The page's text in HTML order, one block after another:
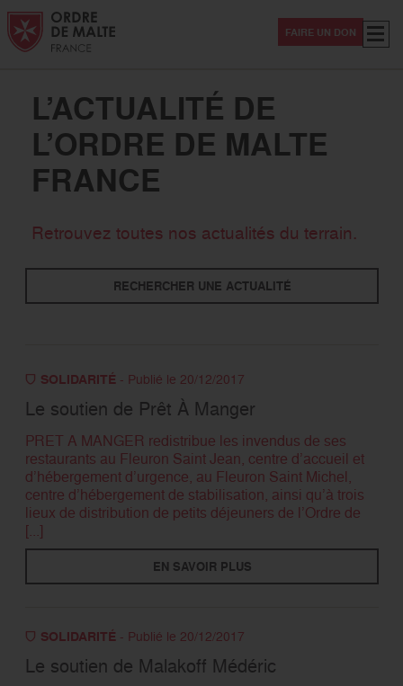
FAIRE UN DON
L’ACTUALITÉ DE
L’ORDRE DE MALTE
FRANCE
Retrouvez toutes nos actualités du terrain.
RECHERCHER UNE ACTUALITÉ
Thématiques
Solidarité
Evénement
Covid-19
RECHERCHER
SOLIDARITÉ- Publié le 20/12/2017
Le soutien de Prêt À Manger
PRET A MANGER redistribue les invendus de ses
restaurants au Fleuron Saint Jean, centre d’accueil et
d’hébergement d’urgence, au Fleuron Saint Michel,
centre d’hébergement de stabilisation, ainsi qu’à trois
lieux de distribution de petits déjeuners de l’Ordre de
[...]
EN SAVOIR PLUS
SOLIDARITÉ- Publié le 20/12/2017
Le soutien de Malakoff Médéric